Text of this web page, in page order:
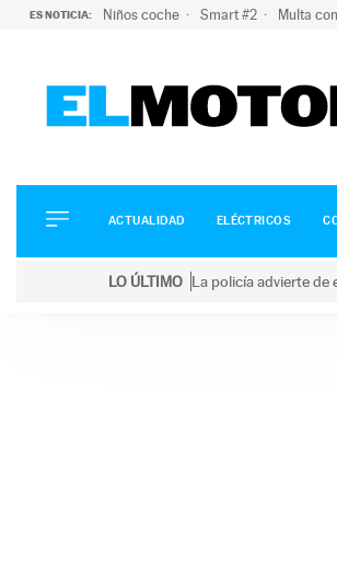
ES NOTICIA: Niños coche Smart #2 Multa
ELÉCTRICOS
CONDUCIR
ACTUALIDAD ELÉCTRICOS
LO ÚLTIMO La policía advierte de